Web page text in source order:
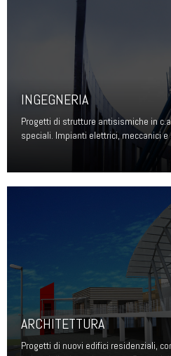
INGEGNERIA
Progetti di strutture antisismiche in
speciali. Impianti elettrici, meccanici e
ARCHITETTURA
Progetti di nuovi edifici residenziali,